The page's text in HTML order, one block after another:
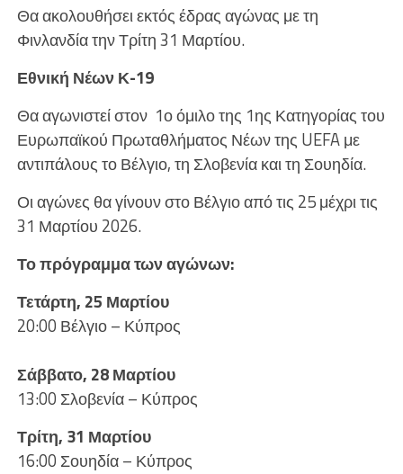
Θα ακολουθήσει εκτός έδρας αγώνας με τη
Φινλανδία την Τρίτη 31 Μαρτίου.
Εθνική Νέων Κ-19
Θα αγωνιστεί στον 1ο όμιλο της 1ης Κατηγορίας του
Ευρωπαϊκού Πρωταθλήματος Νέων της UEFA με
αντιπάλους το Βέλγιο, τη Σλοβενία και τη Σουηδία.
Οι αγώνες θα γίνουν στο Βέλγιο από τις 25 μέχρι τις
31 Μαρτίου 2026.
Το πρόγραμμα των αγώνων:
Τετάρτη, 25 Μαρτίου
20:00 Βέλγιο – Κύπρος
Σάββατο, 28 Μαρτίου
13:00 Σλοβενία – Κύπρος
Τρίτη, 31 Μαρτίου
16:00 Σουηδία – Κύπρος